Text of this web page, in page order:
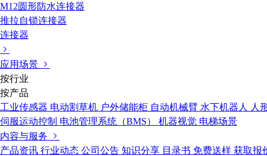
M12圆形防水连接器
推拉自锁连接器
连接器
应用场景
按行业
按产品
工业传感器 电动割草机 户外储能柜 自动机械臂 水下机器人
人
伺服运动控制 电池管理系统（BMS） 机器视觉 电梯场景
内容与服务
产品资讯 行业动态 公司公告 知识分享 目录书 免费送样 获取报